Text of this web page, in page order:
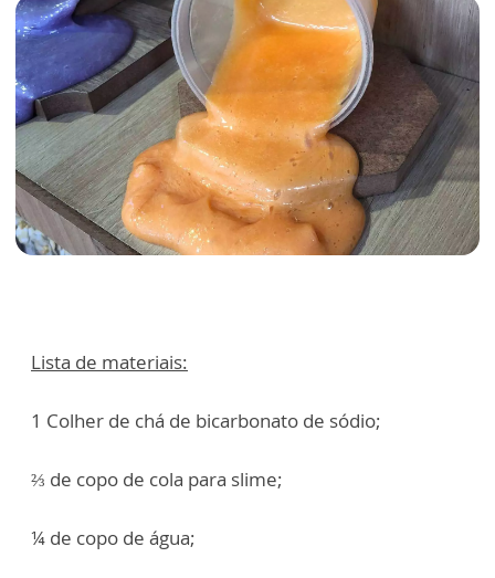
Lista de materiais:
1 Colher de chá de bicarbonato de sódio;
⅔ de copo de cola para slime;
¼ de copo de água;